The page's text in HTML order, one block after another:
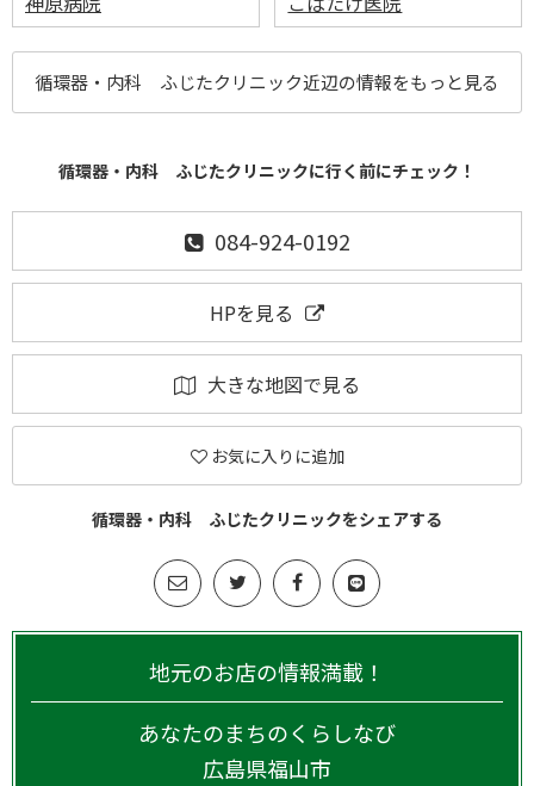
循環器・内科 ふじたクリニック近辺の情報をもっと見る
循環器・内科 ふじたクリニックに行く前にチェック！
084-924-0192
HPを見る
大きな地図で見る
お気に入りに追加
循環器・内科 ふじたクリニックをシェアする
地元のお店の情報満載！
あなたのまちのくらしなび
広島県福山市